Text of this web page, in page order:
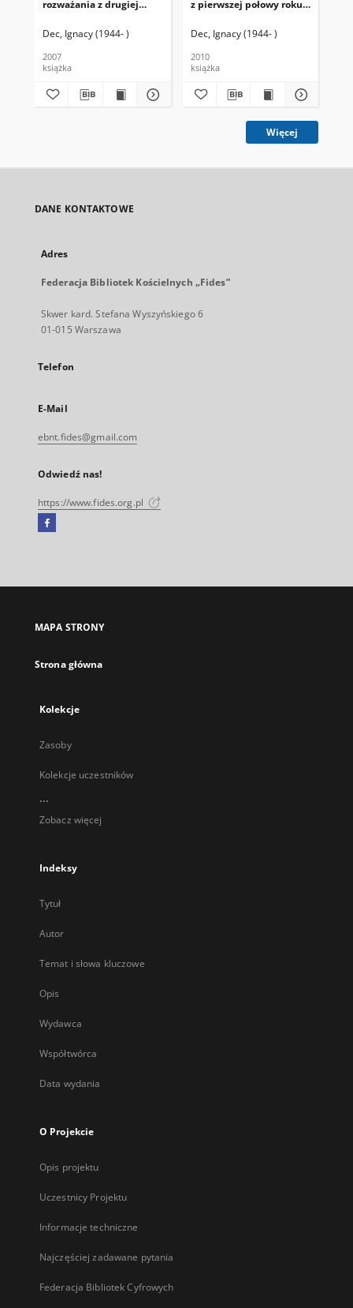
rozważania z drugiej
Dec, Ignacy (1944- )
2007
książka
z pierwszej połowy roku
Dec, Ignacy (1944- )
2010
książka
Więcej
DANE KONTAKTOWE
Adres
Federacja Bibliotek Kościelnych „Fides”
Skwer kard. Stefana Wyszyńskiego 6
01-015 Warszawa
Telefon
E-Mail
ebnt.fides@gmail.com
Odwiedź nas!
https://www.fides.org.pl
Facebook
się
karcie
MAPA STRONY
Strona główna
Kolekcje
Zasoby
Kolekcje uczestników
...
Zobacz więcej
Indeksy
Tytuł
Autor
Temat i słowa kluczowe
Opis
Wydawca
Współtwórca
Data wydania
O Projekcie
Opis projektu
Uczestnicy Projektu
Informacje techniczne
Najczęściej zadawane pytania
Federacja Bibliotek Cyfrowych